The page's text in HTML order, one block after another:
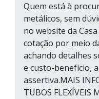
Quem está à
metálicos, sem
no website da
cotação por meio
achando detalhes
e custo-benefício,
assertiva.MAIS
TUBOS FLEXÍVEIS